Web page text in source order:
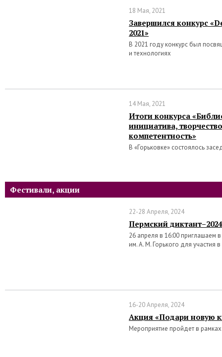
18 Мая, 2021
Завершился конкурс
2021»
В 2021 году конкурс был
и технологиях
14 Мая, 2021
Итоги конкурса
инициатива,
компетентность»
В «Горьковке» состоялось
Фестивали, акции
22-28 Апреля, 2024
Пермский диктант–2024
26 апреля в 16:00 приглашаем
им. А. М. Горького для участия
16-20 Апреля, 2024
Акция «Подари новую
Мероприятие пройдет в